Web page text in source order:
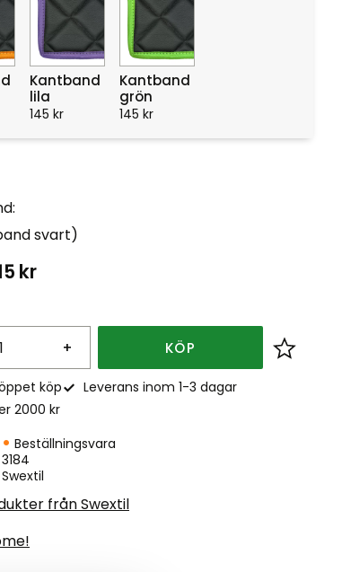
Kantband
lila
145 kr
Kantband
grön
145 kr
svart)
kr
+ KÖP Lägg
köp
Leverans inom 1-3 dagar
2000 kr
Beställningsvara
3184
Swextil
från Swextil